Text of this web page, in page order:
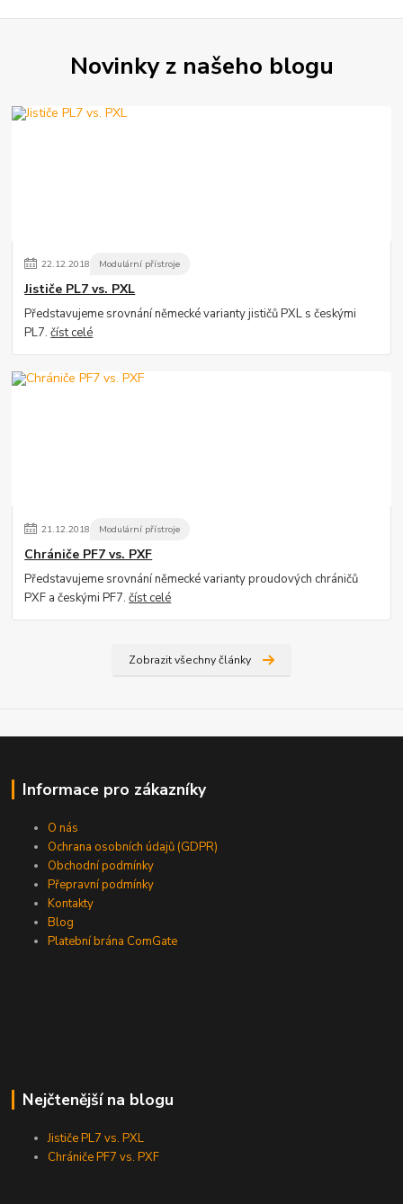
Novinky z našeho blogu
22.12.2018 Modulární přístroje
Jističe PL7 vs. PXL
Představujeme srovnání německé varianty jističů PXL s českými
PL7.číst celé
21.12.2018 Modulární přístroje
Chrániče PF7 vs. PXF
Představujeme srovnání německé varianty proudových chráničů
PXF a českými PF7.číst celé
Zobrazit všechny články
Informace pro zákazníky
O nás
Ochrana osobních údajů (GDPR)
Obchodní podmínky
Přepravní podmínky
Kontakty
Blog
Platební brána ComGate
Nejčtenější na blogu
Jističe PL7 vs. PXL
Chrániče PF7 vs. PXF